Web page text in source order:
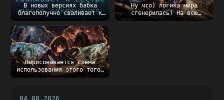
В новых версиях бабка
благополучно сваливает к
сестре после закл...
Ну что) логика мира
сгенерилась) На всю
генерацию ушло порядка
Вырисовывается схема
использования этого того,
что пишу сейчас....
04.08.2026